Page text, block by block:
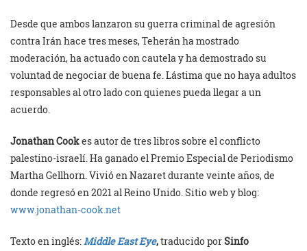
Desde que ambos lanzaron su guerra criminal de agresión
contra Irán hace tres meses, Teherán ha mostrado
moderación, ha actuado con cautela y ha demostrado su
voluntad de negociar de buena fe. Lástima que no haya adultos
responsables al otro lado con quienes pueda llegar a un
acuerdo.
Jonathan Cookes autor de tres libros sobre el conflicto
palestino-israelí. Ha ganado el Premio Especial de Periodismo
Martha Gellhorn. Vivió en Nazaret durante veinte años, de
donde regresó en 2021 al Reino Unido. Sitio web y blog:
www.jonathan-cook.net
Texto en inglés:Middle East Eye,traducido porSinfo